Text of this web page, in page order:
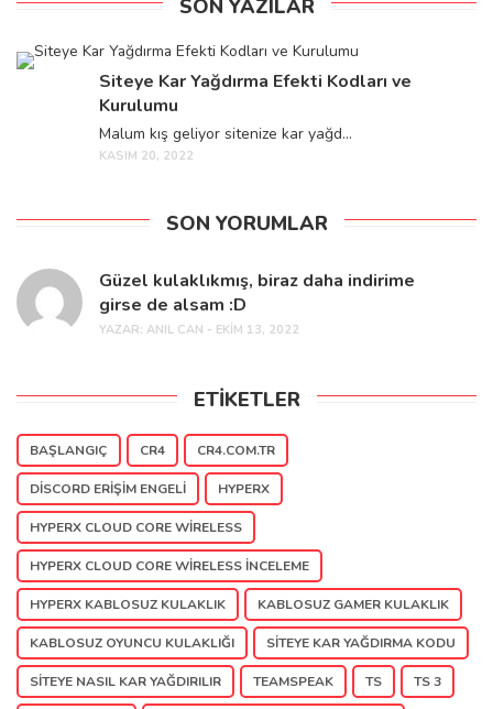
SON YAZILAR
Siteye Kar Yağdırma Efekti Kodları ve
Kurulumu
Malum kış geliyor sitenize kar yağd...
KASIM 20, 2022
SON YORUMLAR
Güzel kulaklıkmış, biraz daha indirime
girse de alsam :D
YAZAR: ANIL CAN - EKIM 13, 2022
ETIKETLER
BAŞLANGIÇ CR4 CR4.COM.TR
DISCORD ERIŞIM ENGELI HYPERX
HYPERX CLOUD CORE WIRELESS
HYPERX CLOUD CORE WIRELESS INCELEME
HYPERX KABLOSUZ KULAKLIK KABLOSUZ GAMER KULAKLIK
KABLOSUZ OYUNCU KULAKLIĞI SITEYE KAR YAĞDIRMA KODU
SITEYE NASIL KAR YAĞDIRILIR TEAMSPEAK TS TS 3